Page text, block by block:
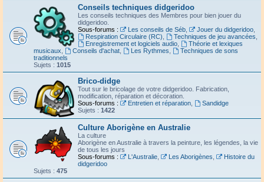
Conseils techniques didgeridoo
Les conseils techniques des Membres pour bien jouer du
didgeridoo.
Sous-forums :
Les conseils de Séb, Jouer du didgeridoo,
Respiration Circulaire (RC)
Techniques de jeu avancées
Enregistrement et logiciels audio,
Théorie et lexiques
musicaux
Conseils d'achat, Les Rythmes
Techniques de sons
traditionnels
Sujets : 1015
Brico-didge
Tout sur le bricolage de votre didgeridoo. Fabrication,
modification, réparation et décoration.
Sous-forums :
Entretien et réparation,
Sandidge
Sujets : 1422
Culture Aborigène en Australie
La culture
Aborigène en Australie à travers la peinture, les légendes, la vie
de tous les jours
Sous-forums :
L'Australie, Les Aborigènes
Histoire du
didgeridoo
Sujets : 475